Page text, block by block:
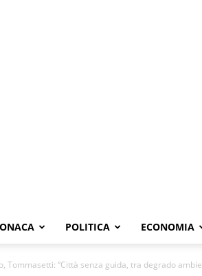
POLITICA ECONOMIA
Tommasetti: “Città senza guida, tra degrado